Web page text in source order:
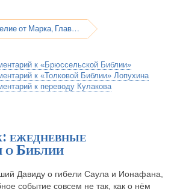
Евангелие от Марка, Глава 3
к «Брюссельской Библии»
к «Толковой Библии» Лопухина
к переводу Кулакова
ежедневные
о Библии
Давиду о гибели Саула и Ионафана,
событие совсем не так, как о нём